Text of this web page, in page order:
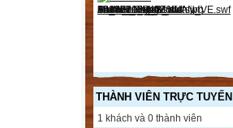
THÀNH VIÊN TRỰC TUYẾN
1 khách và 0 thành viên